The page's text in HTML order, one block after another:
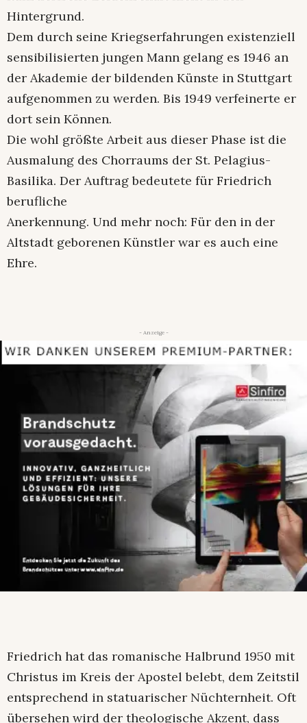
Hintergrund.
Dem durch seine Kriegserfahrungen existenziell
sensibilisierten jungen Mann gelang es 1946 an
der Akademie der bildenden Künste in Stuttgart
aufgenommen zu werden. Bis 1949 verfeinerte er
dort sein Können.
Die wohl größte Arbeit aus dieser Phase ist die
Ausmalung des Chorraums der St. Pelagius-
Basilika. Der Auftrag bedeutete für Friedrich
berufliche
Anerkennung. Und mehr noch: Für den in der
Altstadt geborenen Künstler war es auch eine
Ehre.
- Anzeige -
Friedrich hat das romanische Halbrund 1950 mit
Christus im Kreis der Apostel belebt, dem Zeitstil
entsprechend in statuarischer Nüchternheit. Oft
übersehen wird der theologische Akzent, dass